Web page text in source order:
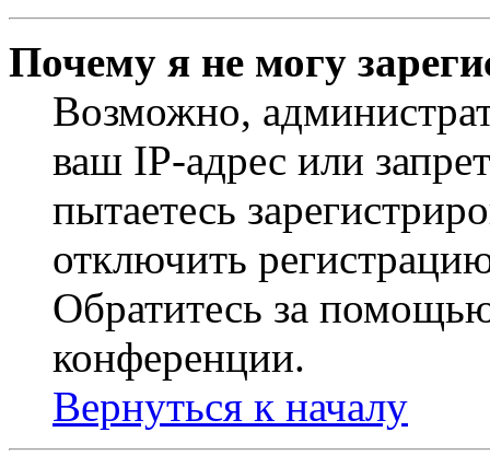
Почему я не могу
Возможно,
ваш IP-адрес или
пытаетесь
отключить
Обратитесь за
конференции.
Вернуться к началу